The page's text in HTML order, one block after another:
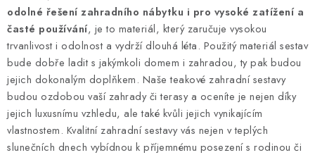
v
ý
p
i
s
u
odolné řešení zahradního nábytku i pro vysoké zatížení a
časté používání, je to materiál, který zaručuje vysokou
trvanlivost i odolnost a vydrží dlouhá léta. Použitý materiál sestav
bude dobře ladit s jakýmkoli domem i zahradou, ty pak budou
jejich dokonalým doplňkem. Naše teakové zahradní sestavy
budou ozdobou vaší zahrady či terasy a oceníte je nejen díky
jejich luxusnímu vzhledu, ale také kvůli jejich vynikajícím
vlastnostem. Kvalitní zahradní sestavy vás nejen v teplých
slunečních dnech vybídnou k příjemnému posezení s rodinou či